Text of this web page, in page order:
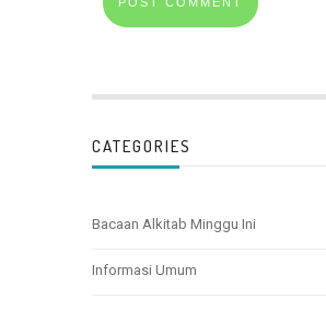
CATEGORIES
Bacaan Alkitab Minggu Ini
Informasi Umum